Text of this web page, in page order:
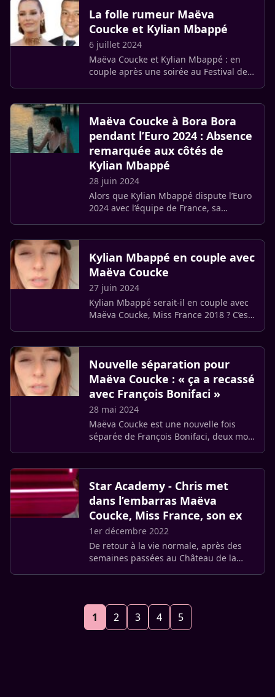
La folle rumeur Maëva
Coucke et Kylian Mbappé
6 juillet 2024
Maëva Coucke et Kylian Mbappé : en
couple après une soirée au Festival de
Maëva Coucke à Bora Bora
pendant l’Euro 2024 : Absence
remarquée aux côtés de
Kylian Mbappé
28 juin 2024
Alors que Kylian Mbappé dispute l’Euro
2024 avec l’équipe de France, sa
Kylian Mbappé en couple avec
Maëva Coucke
27 juin 2024
Kylian Mbappé serait-il en couple avec
Maëva Coucke, Miss France 2018 ? C’est
Nouvelle séparation pour
Maëva Coucke : « ça a recassé
avec François Bonifaci »
28 mai 2024
Maëva Coucke est une nouvelle fois
séparée de François Bonifaci, deux mois
Star Academy - Chris met
dans l’embarras Maëva
Coucke, Miss France, son ex
1er décembre 2022
De retour à la vie normale, après des
semaines passées au Château de la
1 2 3 4 5